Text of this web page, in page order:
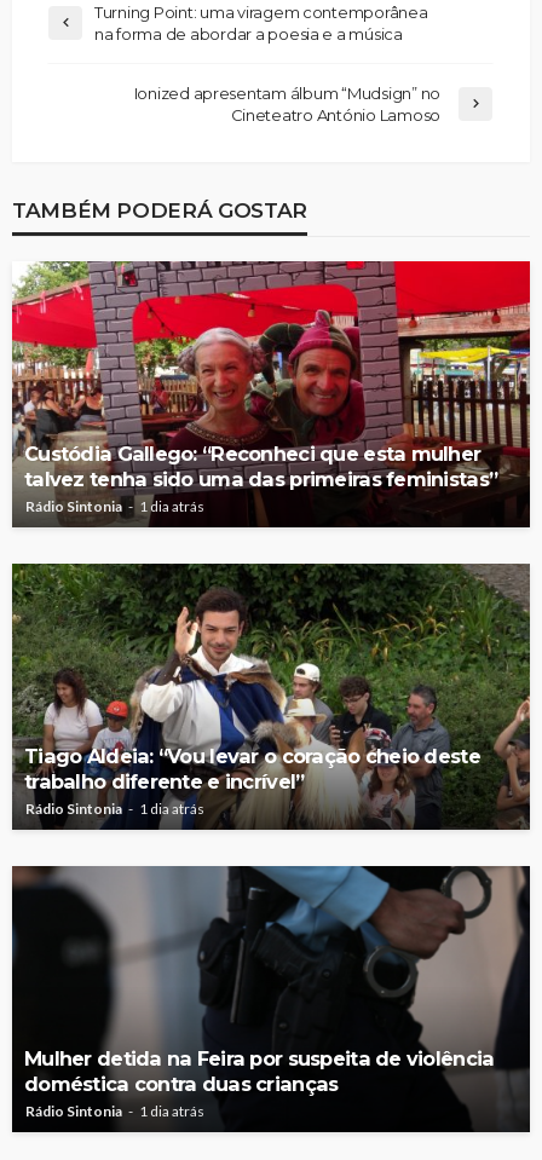
Turning Point: uma viragem contemporânea
na forma de abordar a poesia e a música
Ionized apresentam álbum “Mudsign” no
Cineteatro António Lamoso
TAMBÉM PODERÁ GOSTAR
Custódia Gallego: “Reconheci que esta mulher
talvez tenha sido uma das primeiras feministas”
Rádio Sintonia 1 dia atrás
Tiago Aldeia: “Vou levar o coração cheio deste
trabalho diferente e incrível”
Rádio Sintonia 1 dia atrás
Mulher detida na Feira por suspeita de violência
doméstica contra duas crianças
Rádio Sintonia 1 dia atrás